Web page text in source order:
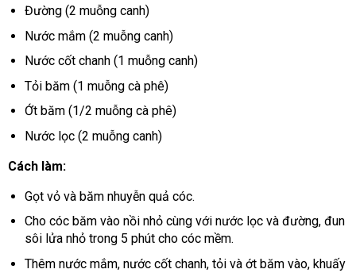
Đường (2 muỗng canh)
Nước mắm (2 muỗng canh)
Nước cốt chanh (1 muỗng canh)
Tỏi băm (1 muỗng cà phê)
Ớt băm (1/2 muỗng cà phê)
Nước lọc (2 muỗng canh)
Cách làm:
Gọt vỏ và băm nhuyễn quả cóc.
Cho cóc băm vào nồi nhỏ cùng với nước lọc và đường, đun
sôi lửa nhỏ trong 5 phút cho cóc mềm.
Thêm nước mắm, nước cốt chanh, tỏi và ớt băm vào, khuấy